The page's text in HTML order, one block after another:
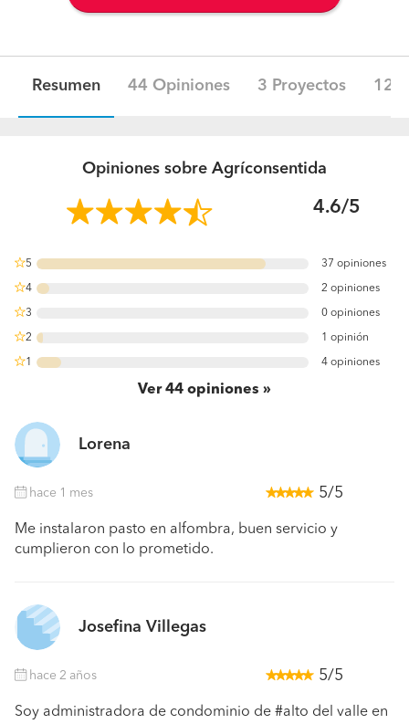
Resumen 44 Opiniones 3 Proyectos 12
Opiniones sobre Agríconsentida
4.6/5
5 37 opiniones
84.090909090909%
4 2 opiniones
4.5454545454545%
3 0 opiniones
2 1 opinión
2.2727272727273%
1 4 opiniones
9.0909090909091%
Ver44 opiniones
Lorena
hace 1 mes 5/5
Me instalaron pasto en alfombra, buen servicio y
cumplieron con lo prometido.
Josefina Villegas
hace 2 años 5/5
Soy administradora de condominio de #alto del valle en